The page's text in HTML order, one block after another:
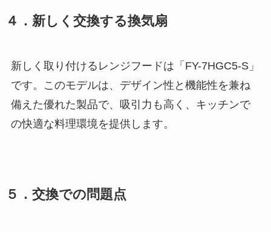
４．新しく交換する換気扇
新しく取り付けるレンジフードは「FY-7HGC5-S」
です。このモデルは、デザイン性と機能性を兼ね
備えた優れた製品で、吸引力も高く、キッチンで
の快適な料理環境を提供します。
５．交換での問題点